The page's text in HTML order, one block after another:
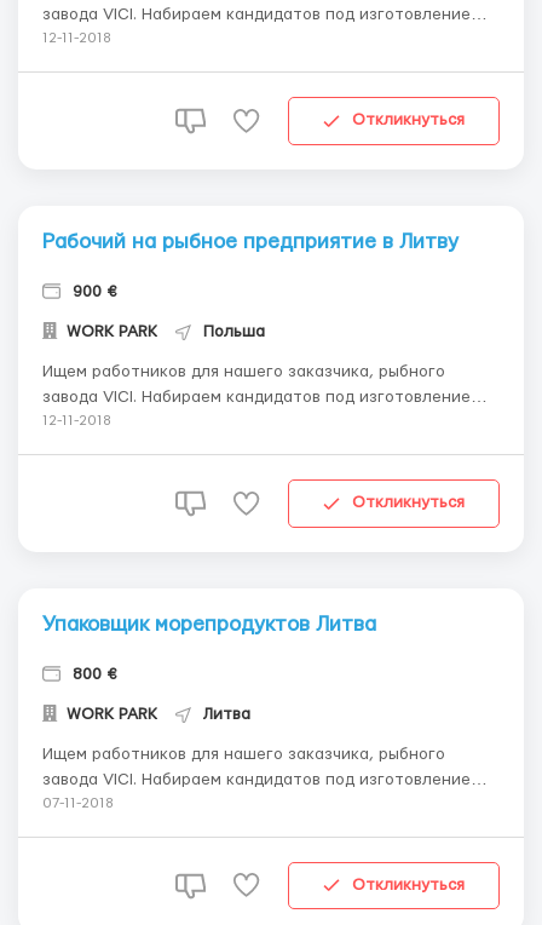
завода VICI. Набираем кандидатов под изготовление
литовской рабочей визы Д. Город работы Плунге.
коробки. Работа в цеху с температурой + 10 С. Зп в
12-11-2018
Откликнуться
Рабочий на рыбное предприятие в Литву
900 €
WORK PARK Польша
Ищем работников для нашего заказчика, рыбного
завода VICI. Набираем кандидатов под изготовление
литовской рабочей визы Д. Город работы Плунге.
Работа в помещениях с температурой + 10 ° С. График с
12-11-2018
Откликнуться
Упаковщик морепродуктов Литва
800 €
WORK PARK Литва
Ищем работников для нашего заказчика, рыбного
завода VICI. Набираем кандидатов под изготовление
литовской рабочей визы Д. Город работы Плунге.
коробки. Работа в цеху с температурой + 10 С. Зп в
07-11-2018
Откликнуться